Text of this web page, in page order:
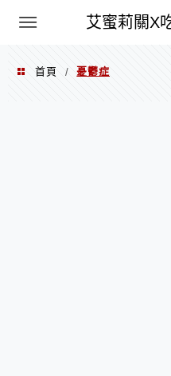
艾蜜莉關X
PXN
首頁 / 憂鬱症